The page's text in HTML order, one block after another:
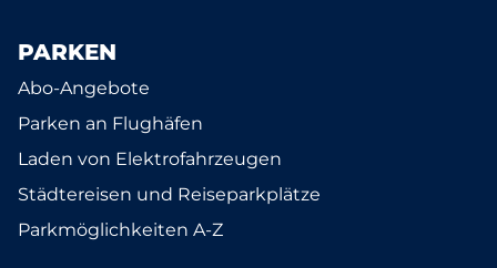
PARKEN
Abo-Angebote
Parken an Flughäfen
Laden von Elektrofahrzeugen
Städtereisen und Reiseparkplätze
Parkmöglichkeiten A-Z